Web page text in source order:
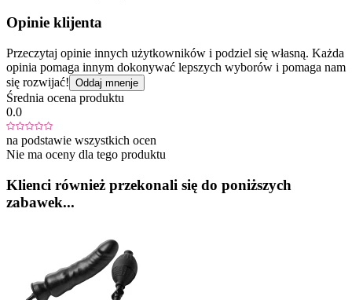
Opinie klijenta
Przeczytaj opinie innych użytkowników i podziel się własną. Każda
opinia pomaga innym dokonywać lepszych wyborów i pomaga nam
się rozwijać! Oddaj mnenje
Średnia ocena produktu
0.0
na podstawie wszystkich ocen
Nie ma oceny dla tego produktu
Klienci również przekonali się do poniższych
zabawek...